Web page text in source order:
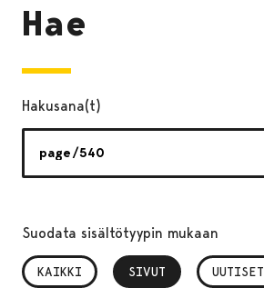
Hae
Hakusana(t)
Suodata sisältötyypin mukaan
KAIKKI SIVUT
, VALITTU UUTISET